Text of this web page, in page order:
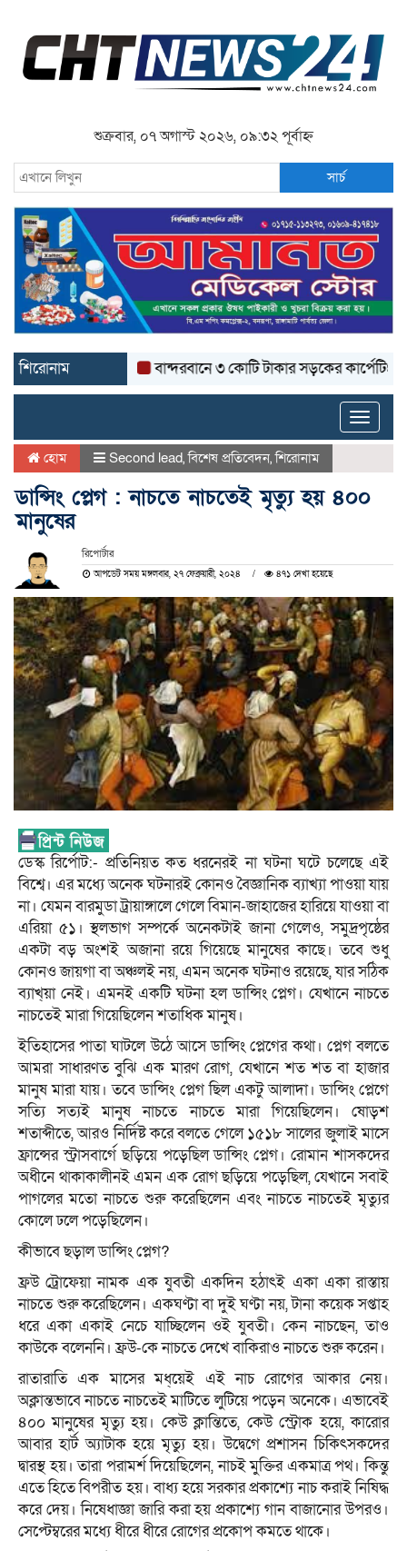
শুক্রবার, ০৭ অগাস্ট ২০২৬, ০৯:৩২ পূর্বাহ্ন
সার্চ
শিরোনাম বান্দরবানে ৩ কোটি টাকার সড়কের কার্পেটিং উঠে
Toggle
হোম Second lead,বিশেষ প্রতিবেদন,শিরোনাম
ডান্সিং প্লেগ : নাচতে নাচতেই মৃত্যু হয় ৪০০
মানুষের
রিপোর্টার
আপডেট সময় মঙ্গলবার, ২৭ ফেব্রুয়ারী, ২০২৪ ৪৭১ দেখা হয়েছে
ডেস্ক রির্পোট:- প্রতিনিয়ত কত ধরনেরই না ঘটনা ঘটে চলেছে এই
বিশ্বে। এর মধ্যে অনেক ঘটনারই কোনও বৈজ্ঞানিক ব্যাখ্যা পাওয়া যায়
না। যেমন বারমুডা ট্রায়াঙ্গালে গেলে বিমান-জাহাজের হারিয়ে যাওয়া বা
এরিয়া ৫১। স্থলভাগ সম্পর্কে অনেকটাই জানা গেলেও, সমুদ্রপৃষ্ঠের
একটা বড় অংশই অজানা রয়ে গিয়েছে মানুষের কাছে। তবে শুধু
কোনও জায়গা বা অঞ্চলই নয়, এমন অনেক ঘটনাও রয়েছে, যার সঠিক
ব্যাখ্য়া নেই। এমনই একটি ঘটনা হল ডান্সিং প্লেগ। যেখানে নাচতে
নাচতেই মারা গিয়েছিলেন শতাধিক মানুষ।
ইতিহাসের পাতা ঘাটলে উঠে আসে ডান্সিং প্লেগের কথা। প্লেগ বলতে
আমরা সাধারণত বুঝি এক মারণ রোগ, যেখানে শত শত বা হাজার
মানুষ মারা যায়। তবে ডান্সিং প্লেগ ছিল একটু আলাদা। ডান্সিং প্লেগে
সত্যি সত্যই মানুষ নাচতে নাচতে মারা গিয়েছিলেন। ষোড়শ
শতাব্দীতে, আরও নির্দিষ্ট করে বলতে গেলে ১৫১৮ সালের জুলাই মাসে
ফ্রান্সের স্ট্রাসবার্গে ছড়িয়ে পড়েছিল ডান্সিং প্লেগ। রোমান শাসকদের
অধীনে থাকাকালীনই এমন এক রোগ ছড়িয়ে পড়েছিল, যেখানে সবাই
পাগলের মতো নাচতে শুরু করেছিলেন এবং নাচতে নাচতেই মৃত্যুর
কোলে ঢলে পড়েছিলেন।
কীভাবে ছড়াল ডান্সিং প্লেগ?
ফ্রউ ট্রোফেয়া নামক এক যুবতী একদিন হঠাৎই একা একা রাস্তায়
নাচতে শুরু করেছিলেন। একঘণ্টা বা দুই ঘণ্টা নয়, টানা কয়েক সপ্তাহ
ধরে একা একাই নেচে যাচ্ছিলেন ওই যুবতী। কেন নাচছেন, তাও
কাউকে বলেননি। ফ্রউ-কে নাচতে দেখে বাকিরাও নাচতে শুরু করেন।
রাতারাতি এক মাসের মধ্য়েই এই নাচ রোগের আকার নেয়।
অক্লান্তভাবে নাচতে নাচতেই মাটিতে লুটিয়ে পড়েন অনেকে। এভাবেই
৪০০ মানুষের মৃত্যু হয়। কেউ ক্লান্তিতে, কেউ স্ট্রোক হয়ে, কারোর
আবার হার্ট অ্যাটাক হয়ে মৃত্যু হয়। উদ্বেগে প্রশাসন চিকিৎসকদের
দ্বারস্থ হয়। তারা পরামর্শ দিয়েছিলেন, নাচই মুক্তির একমাত্র পথ। কিন্তু
এতে হিতে বিপরীত হয়। বাধ্য হয়ে সরকার প্রকাশ্যে নাচ করাই নিষিদ্ধ
করে দেয়। নিষেধাজ্ঞা জারি করা হয় প্রকাশ্যে গান বাজানোর উপরও।
সেপ্টেম্বরের মধ্যে ধীরে ধীরে রোগের প্রকোপ কমতে থাকে।